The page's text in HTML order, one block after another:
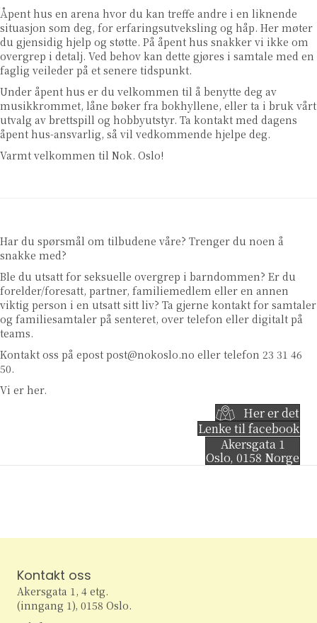
Åpent hus en arena hvor du kan treffe andre i en liknende
situasjon som deg, for erfaringsutveksling og håp. Her møter
du gjensidig hjelp og støtte. På åpent hus snakker vi ikke om
overgrep i detalj. Ved behov kan dette gjøres i samtale med en
faglig veileder på et senere tidspunkt.
Under åpent hus er du velkommen til å benytte deg av
musikkrommet, låne bøker fra bokhyllene, eller ta i bruk vårt
utvalg av brettspill og hobbyutstyr. Ta kontakt med dagens
åpent hus-ansvarlig, så vil vedkommende hjelpe deg.
Varmt velkommen til Nok. Oslo!
Har du spørsmål om tilbudene våre? Trenger du noen å
snakke med?
Ble du utsatt for seksuelle overgrep i barndommen? Er du
forelder/foresatt, partner, familiemedlem eller en annen
viktig person i en utsatt sitt liv? Ta gjerne kontakt for samtaler
og familiesamtaler på senteret, over telefon eller digitalt på
teams.
Kontakt oss på epost post@nokoslo.no eller telefon 23 31 46
50.
Vi er her.
Her er det
Lenke til facebook
Akersgata 1
Oslo, 0158 Norge
Kontakt oss
Akersgata 1, 4 etg.
(inngang 1), 0158 Oslo.